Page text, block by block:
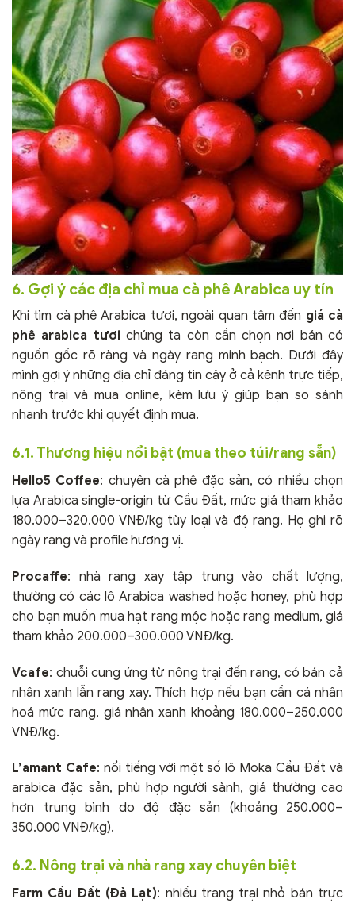
6. Gợi ý các địa chỉ mua cà phê Arabica uy tín
Khi tìm cà phê Arabica tươi, ngoài quan tâm đến giá cà
phê arabica tươi chúng ta còn cần chọn nơi bán có
nguồn gốc rõ ràng và ngày rang minh bạch. Dưới đây
mình gợi ý những địa chỉ đáng tin cậy ở cả kênh trực tiếp,
nông trại và mua online, kèm lưu ý giúp bạn so sánh
nhanh trước khi quyết định mua.
6.1. Thương hiệu nổi bật (mua theo túi/rang sẵn)
Hello5 Coffee: chuyên cà phê đặc sản, có nhiều chọn
lựa Arabica single-origin từ Cầu Đất, mức giá tham khảo
180.000–320.000 VNĐ/kg tùy loại và độ rang. Họ ghi rõ
ngày rang và profile hương vị.
Procaffe: nhà rang xay tập trung vào chất lượng,
thường có các lô Arabica washed hoặc honey, phù hợp
cho bạn muốn mua hạt rang mộc hoặc rang medium, giá
tham khảo 200.000–300.000 VNĐ/kg.
Vcafe: chuỗi cung ứng từ nông trại đến rang, có bán cả
nhân xanh lẫn rang xay. Thích hợp nếu bạn cần cá nhân
hoá mức rang, giá nhân xanh khoảng 180.000–250.000
VNĐ/kg.
L’amant Cafe: nổi tiếng với một số lô Moka Cầu Đất và
arabica đặc sản, phù hợp người sành, giá thường cao
hơn trung bình do độ đặc sản (khoảng 250.000–
350.000 VNĐ/kg).
6.2. Nông trại và nhà rang xay chuyên biệt
Farm Cầu Đất (Đà Lạt): nhiều trang trại nhỏ bán trực